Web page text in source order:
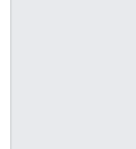
traveler looking